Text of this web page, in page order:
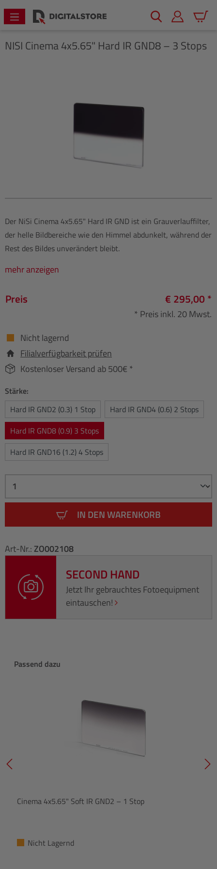
springen
NISI Cinema 4x5.65" Hard IR GND8 – 3 Stops
Der NiSi Cinema 4x5.65" Hard IR GND ist ein Grauverlauffilter,
der helle Bildbereiche wie den Himmel abdunkelt, während der
Rest des Bildes unverändert bleibt.
mehr anzeigen
Preis € 295,00 *
* Preis inkl. 20 Mwst.
Nicht lagernd
Filialverfügbarkeit prüfen
Kostenloser Versand ab 500€ *
Stärke:
Hard IR GND2 (0.3) 1 Stop
Hard IR GND4 (0.6) 2 Stops
Hard IR GND8 (0.9) 3 Stops
Hard IR GND16 (1.2) 4 Stops
IN DEN WARENKORB
Art-Nr.: ZO002108
SECOND HAND
Jetzt Ihr gebrauchtes Fotoequipment
eintauschen!
Produktgalerie überspringen
Passend dazu
Cinema 4x5.65" Soft IR GND2 – 1 Stop
Nicht Lagernd